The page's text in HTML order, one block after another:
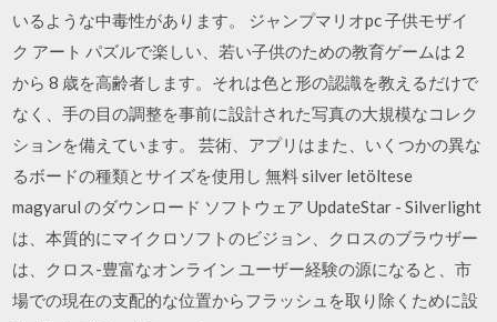
いるような中毒性があります。 ジャンプマリオpc 子供モザイ
ク アート パズルで楽しい、若い子供のための教育ゲームは 2
から 8 歳を高齢者します。それは色と形の認識を教えるだけで
なく、手の目の調整を事前に設計された写真の大規模なコレク
ションを備えています。 芸術、アプリはまた、いくつかの異な
るボードの種類とサイズを使用し 無料 silver letöltese
magyarul のダウンロード ソフトウェア UpdateStar - Silverlight
は、本質的にマイクロソフトのビジョン、クロスのブラウザー
は、クロス-豊富なオンライン ユーザー経験の源になると、市
場での現在の支配的な位置からフラッシュを取り除くために設